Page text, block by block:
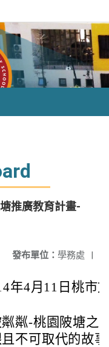
推廣教育計畫-
發布單位： 學務處 |
年4月11日桃市
粼-桃園陂塘之
不可取代的故